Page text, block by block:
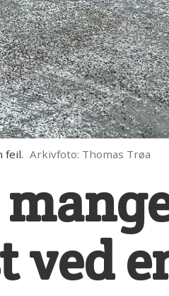
feil. Arkivfoto: Thomas Trøa
ved